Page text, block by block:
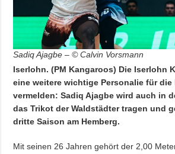
Sadiq Ajagbe – © Calvin Vorsmann
Iserlohn. (PM Kangaroos) Die Iserlohn
eine weitere wichtige Personalie für die
vermelden: Sadiq Ajagbe wird auch in
das Trikot der Waldstädter tragen und
dritte Saison am Hemberg.
Mit seinen 26 Jahren gehört der 2,00